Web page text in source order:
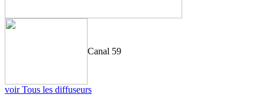
Canal 59
voir Tous les diffuseurs